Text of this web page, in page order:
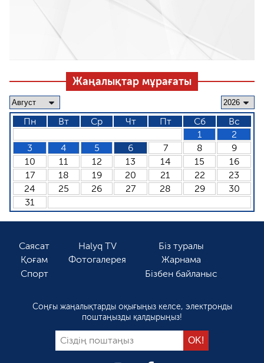
Жаңалықтар мұрағаты
Пн Вт Ср Чт Пт Сб
Вс
1
2
3
4 5 6 7 8
9
10
11 12 13 14 15
16
17
18 19 20 21 22
23
24
25 26 27 28 29
30
31
Саясат
Қоғам
Спорт
Halyq TV
Фотогалерея
Біз туралы
Жарнама
Бізбен байланыс
Соңғы жаңалықтарды оқығыңыз келсе, электронды
поштаңызды қалдырыңыз!